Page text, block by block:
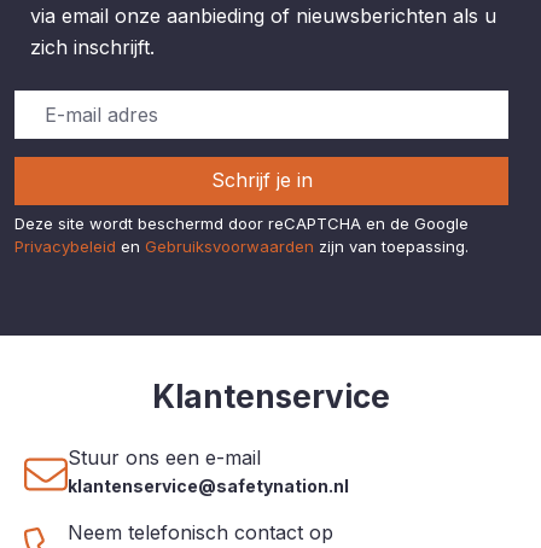
via email onze aanbieding of nieuwsberichten als u
zich inschrijft.
Schrijf je in
Deze site wordt beschermd door reCAPTCHA en de Google
Privacybeleid en Gebruiksvoorwaarden zijn van toepassing.
Klantenservice
Stuur ons een e-mail
klantenservice@safetynation.nl
Neem telefonisch contact op